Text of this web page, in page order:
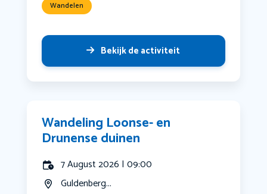
Wandelen
Bekijk de activiteit
Wandeling Loonse- en
Drunense duinen
7 August 2026 | 09:00
Guldenberg...